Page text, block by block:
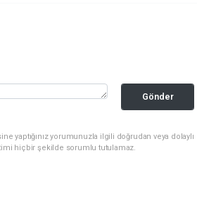
Gönder
yaptığınız yorumunuzla ilgili doğrudan veya dolaylı
hiçbir şekilde sorumlu tutulamaz.